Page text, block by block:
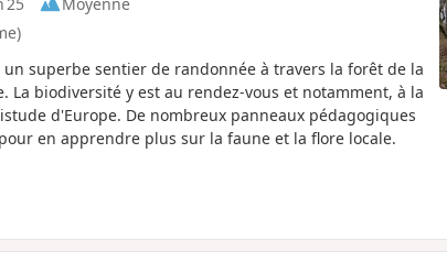
superbe sentier de randonnée à travers la forêt de la
La biodiversité y est au rendez-vous et notamment, à la
d'Europe. De nombreux panneaux pédagogiques
en apprendre plus sur la faune et la flore locale.